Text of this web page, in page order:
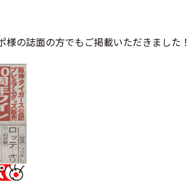
の誌面の方でもご掲載いただきました！